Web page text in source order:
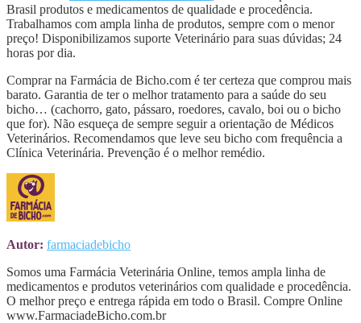
Brasil produtos e medicamentos de qualidade e procedência.
Trabalhamos com ampla linha de produtos, sempre com o menor
preço! Disponibilizamos suporte Veterinário para suas dúvidas; 24
horas por dia.
Comprar na Farmácia de Bicho.com é ter certeza que comprou mais
barato. Garantia de ter o melhor tratamento para a saúde do seu
bicho… (cachorro, gato, pássaro, roedores, cavalo, boi ou o bicho
que for). Não esqueça de sempre seguir a orientação de Médicos
Veterinários. Recomendamos que leve seu bicho com frequência a
Clínica Veterinária. Prevenção é o melhor remédio.
Autor: farmaciadebicho
Somos uma Farmácia Veterinária Online, temos ampla linha de
medicamentos e produtos veterinários com qualidade e procedência.
O melhor preço e entrega rápida em todo o Brasil. Compre Online
www.FarmaciadeBicho.com.br